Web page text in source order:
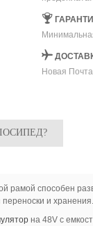
Новая
рамой способен
и хранения.
на 48V с